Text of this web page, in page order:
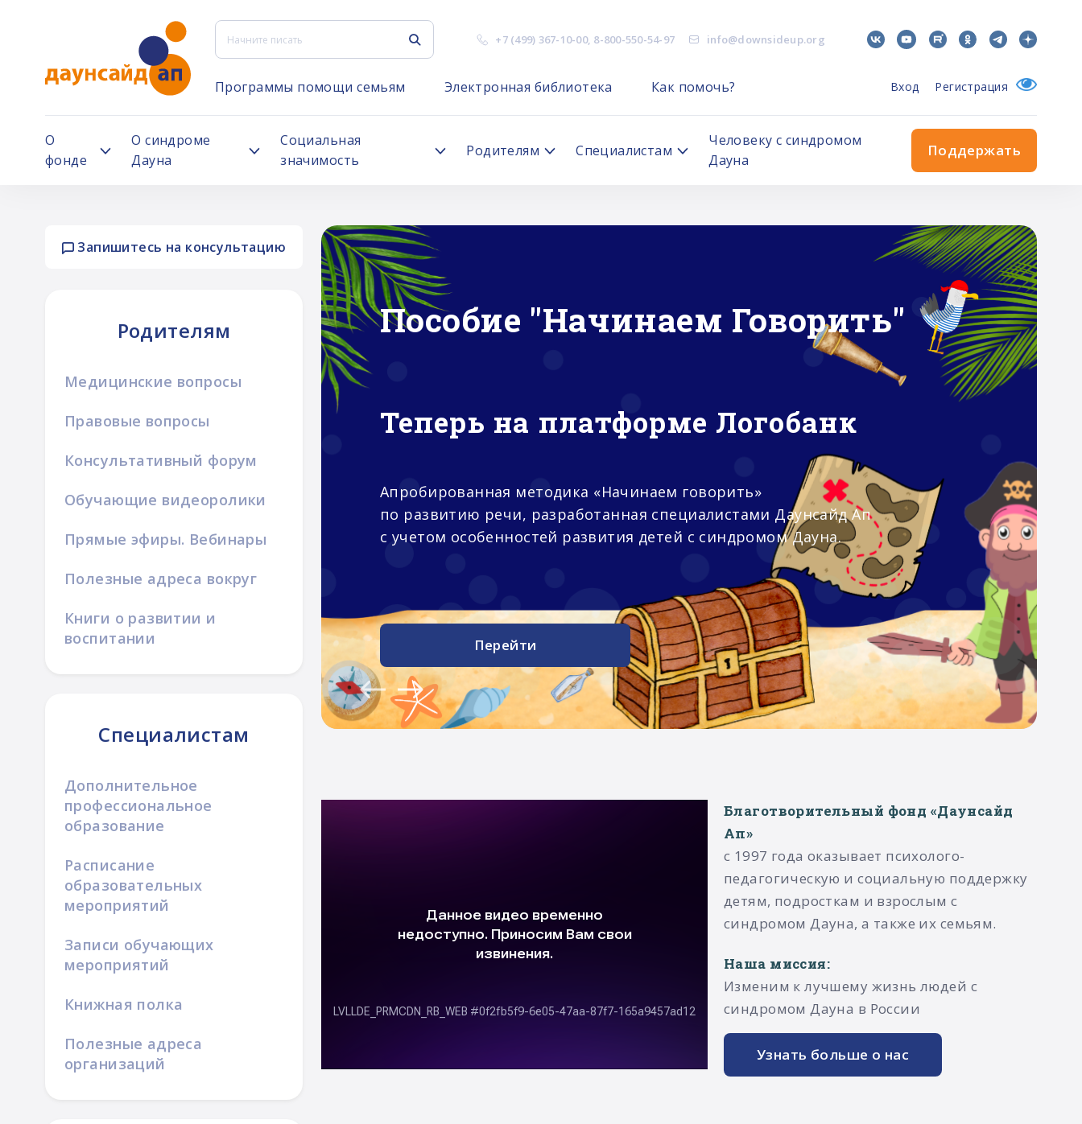
+7 (499) 367-10-00, 8-800-550-54-97 info@downsideup.org
Программы помощи семьям Электронная библиотека Как помочь? Вход Регистрация
О
фонде
О синдроме
Дауна
Социальная
значимость
Родителям Специалистам
Человеку с синдромом
Дауна
Поддержать
Запишитесь на консультацию
Родителям
Медицинские вопросы
Правовые вопросы
Консультативный форум
Обучающие видеоролики
Прямые эфиры. Вебинары
Полезные адреса вокруг
Книги о развитии и
воспитании
Специалистам
Дополнительное
профессиональное
образование
Расписание
образовательных
мероприятий
Записи обучающих
мероприятий
Книжная полка
Полезные адреса
организаций
Пособие "Начинаем Говорить"
Теперь на платформе Логобанк
Апробированная методика «Начинаем говорить»
по развитию речи, разработанная специалистами Даунсайд Ап
с учетом особенностей развития детей с синдромом Дауна.
Перейти
Благотворительный фонд «Даунсайд
Ап»
с 1997 года оказывает психолого-
педагогическую и социальную поддержку
детям, подросткам и взрослым с
синдромом Дауна, а также их семьям.​
Наша миссия:
Изменим к лучшему жизнь людей с
синдромом Дауна в России
Узнать больше о нас